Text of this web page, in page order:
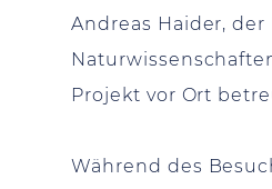
Andreas Haider,
Projekt vor Ort
Während des